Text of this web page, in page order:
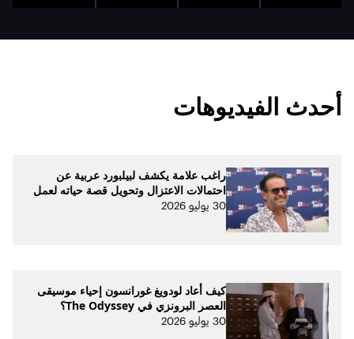
أحدث الفيديوهات
راغب علامة يكشف لبيلبورد عربية عن
احتمالات الاعتزال وتحويل قصة حياته لعمل
30 يوليو 2026
كيف أعاد لودويغ غورانسون إحياء موسيقى
العصر البرونزي في The Odyssey؟
30 يوليو 2026